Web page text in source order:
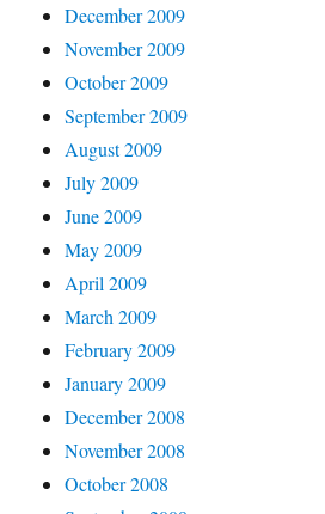
December 2009
November 2009
October 2009
September 2009
August 2009
July 2009
June 2009
May 2009
April 2009
March 2009
February 2009
January 2009
December 2008
November 2008
October 2008